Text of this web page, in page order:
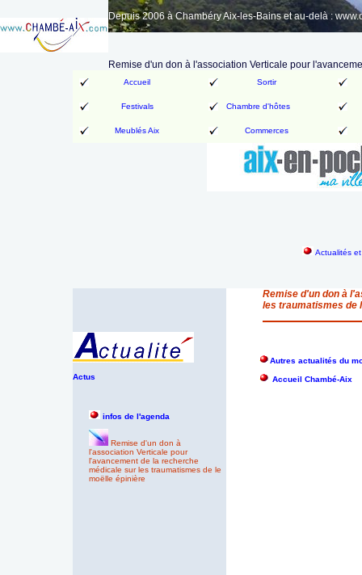
Depuis 2006 à Chambéry Aix-les-Bains et au-delà :
Remise d'un don à l'association Verticale pour
Accueil Sortir
Festivals Chambre d'hôtes
Meublés Aix Commerces
Actualités
Remise d'un don à
les traumatismes de
Actus
Autres actualités du
Accueil Chambé-Aix
infos de l'agenda
Remise d'un don à
l'association Verticale pour
l'avancement de la recherche
médicale sur les traumatismes de le
moëlle épinière